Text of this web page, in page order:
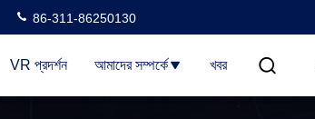
86-311-86250130
VR প্রদর্শন আমাদের সম্পর্কে খবর